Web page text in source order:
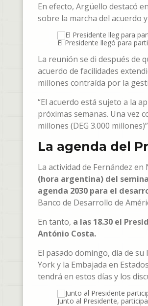
En efecto, Argüello destacó
sobre la marcha del acuerdo
El Presidente llegó para
La reunión se di después de
acuerdo de facilidades
millones contraída por la
“El acuerdo está sujeto a la
próximas semanas. Una vez
millones (DEG 3.000
La agenda del
La actividad de Fernández
(hora argentina) del
agenda 2030 para el
Banco de Desarrollo de
En tanto, a las 18.30 el
António Costa.
El pasado domingo, día de
York y la Embajada en
tendrá en estos días y los
Junto al Presidente,